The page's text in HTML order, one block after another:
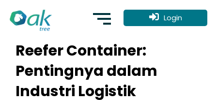
content
Login
Reefer Container:
Pentingnya dalam
Industri Logistik